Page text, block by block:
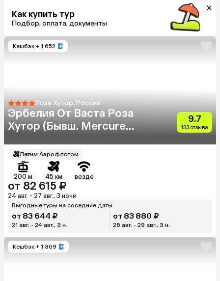
Как купить тур
Подбор, оплата, документы
Кешбэк + 1 652
Роза Хутор, Россия
Эрбелия От Васта Роза
Хутор (Бывш. Mercure
9.7
133 отзыва
Летим Аэрофлотом
200 м 45 км везде
от 82 615 ₽
24 авг. - 27 авг., 3 ночи
Выгодные туры на соседние даты
от 83 644 ₽
21 авг. - 24 авг., 3 н.
от 83 880 ₽
26 авг. - 29 авг., 3 н.
Кешбэк + 1 369